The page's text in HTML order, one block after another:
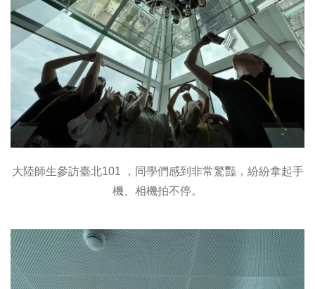
大陸師生參訪臺北101 ，同學們感到非常驚豔，紛紛拿起手
機、相機拍不停。